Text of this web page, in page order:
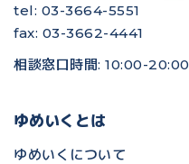
tel: 03-3664-5551
fax: 03-3662-4441
相談窓口時間: 10:00-20:00
ゆめいくとは
ゆめいくについて